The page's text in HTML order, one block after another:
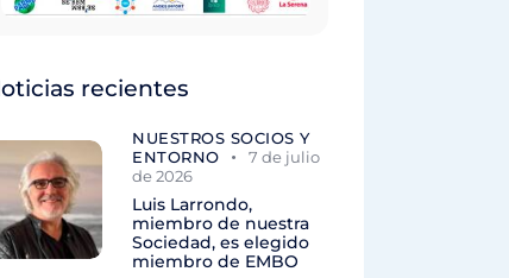
recientes
NUESTROS SOCIOS Y
ENTORNO
7 de julio
de 2026
Luis Larrondo,
miembro de nuestra
Sociedad, es elegido
miembro de EMBO